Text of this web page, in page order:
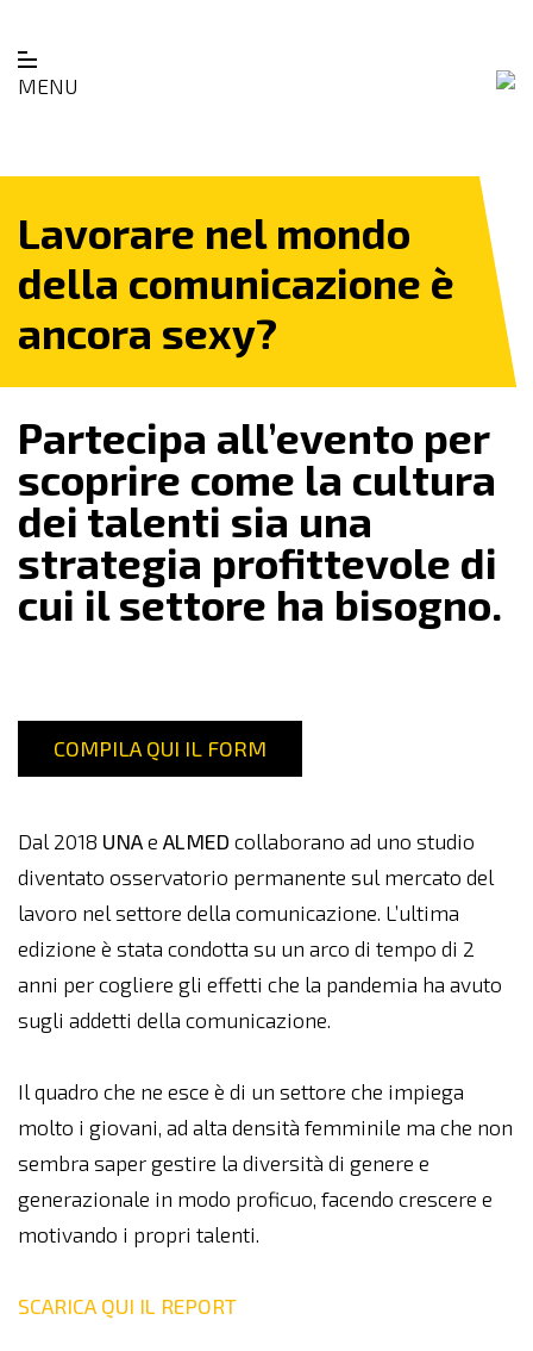
MENU
Lavorare nel mondo
della comunicazione è
ancora sexy?
Partecipa all’evento per
scoprire come la cultura
dei talenti sia una
strategia profittevole di
cui il settore ha bisogno.
COMPILA QUI IL FORM
Dal 2018 UNAe ALMED collaborano ad uno studio
diventato osservatorio permanente sul mercato del
lavoro nel settore della comunicazione. L’ultima
edizione è stata condotta su un arco di tempo di 2
anni per cogliere gli effetti che la pandemia ha avuto
sugli addetti della comunicazione.
Il quadro che ne esce è di un settore che impiega
molto i giovani, ad alta densità femminile ma che non
sembra saper gestire la diversità di genere e
generazionale in modo proficuo, facendo crescere e
motivando i propri talenti.
SCARICA QUI IL REPORT